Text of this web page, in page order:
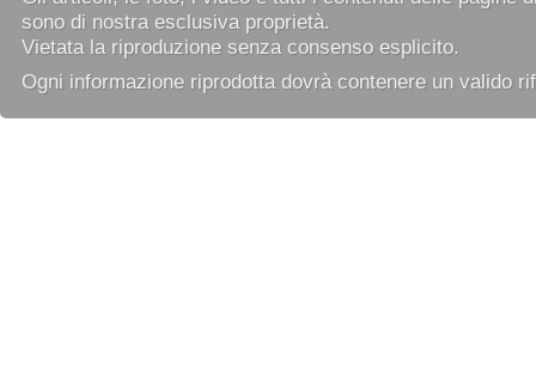
sono di nostra esclusiva proprietà.
Vietata la riproduzione senza consenso esplicito.
Ogni informazione riprodotta dovrà contenere un valido